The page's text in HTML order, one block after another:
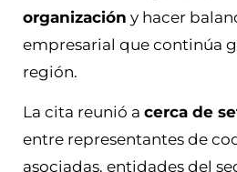
organización y hacer
empresarial que continúa
región.
La cita reunió a cerca de
entre representantes de
asociadas, entidades del